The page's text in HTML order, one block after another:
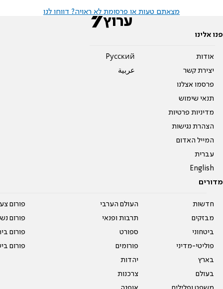
מצאתם טעות או פרסומת לא ראויה? דווחו לנו
פנו אלינו
אודות
יצירת קשר
פרסמו אצלנו
תנאי שימוש
מדיניות פרטיות
הצהרת נגישות
המייל האדום
עברית
English
Pусский
عربية
מדורים
חדשות
מבזקים
ביטחוני
פוליטי-מדיני
בארץ
בעולם
העולם הערבי
תרבות ופנאי
ספורט
פורומים
יהדות
צרכנות
פורום
פורום
פורום
פורום